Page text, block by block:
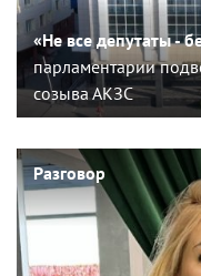
«Не все депутаты -
парламентарии
созыва АКЗС
Разговор